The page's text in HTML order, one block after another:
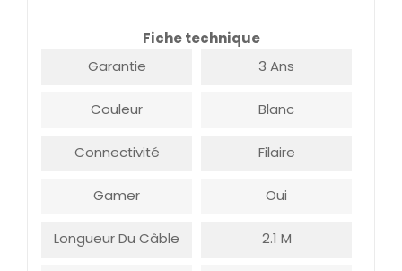
Fiche technique
Garantie
3 Ans
Couleur Blanc
Connectivité Filaire
Gamer Oui
Longueur Du Câble 2.1 M